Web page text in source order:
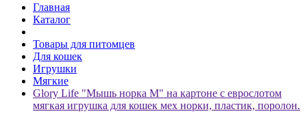
Главная
Каталог
Товары для питомцев
Для кошек
Игрушки
Мягкие
Glory Life "Мышь норка М" на картоне с еврослотом
мягкая игрушка для кошек мех норки, пластик, поролон.